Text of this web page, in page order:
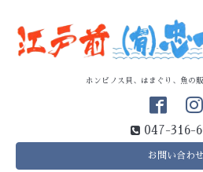
ホンビノス貝、はまぐり、魚の
047-316-
お問い合わせ